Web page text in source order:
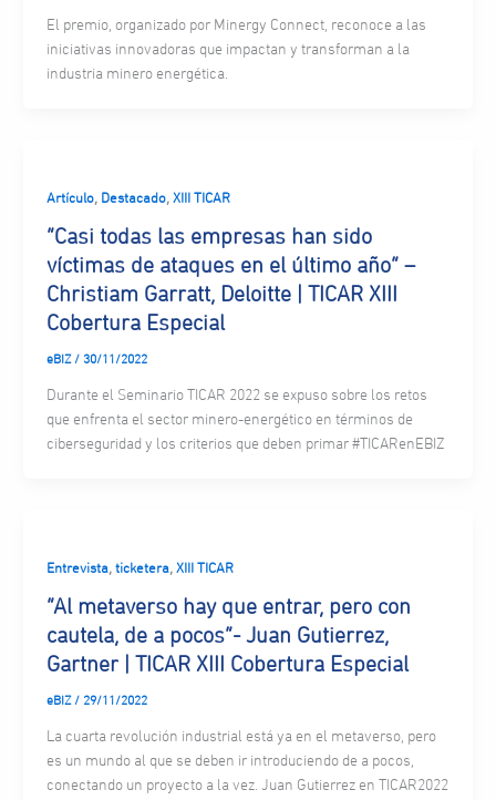
El premio, organizado por Minergy Connect, reconoce a las
iniciativas innovadoras que impactan y transforman a la
industria minero energética.
Artículo, Destacado, XIII TICAR
“Casi todas las empresas han sido
víctimas de ataques en el último año” –
Christiam Garratt, Deloitte | TICAR XIII
Cobertura Especial
eBIZ / 30/11/2022
Durante el Seminario TICAR 2022 se expuso sobre los retos
que enfrenta el sector minero-energético en términos de
ciberseguridad y los criterios que deben primar #TICARenEBIZ
Entrevista, ticketera, XIII TICAR
“Al metaverso hay que entrar, pero con
cautela, de a pocos”- Juan Gutierrez,
Gartner | TICAR XIII Cobertura Especial
eBIZ / 29/11/2022
La cuarta revolución industrial está ya en el metaverso, pero
es un mundo al que se deben ir introduciendo de a pocos,
conectando un proyecto a la vez. Juan Gutierrez en TICAR2022